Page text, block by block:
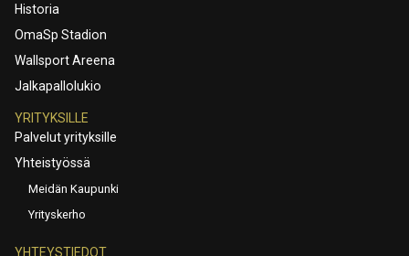
Historia
OmaSp Stadion
Wallsport Areena
Jalkapallolukio
YRITYKSILLE
Palvelut yrityksille
Yhteistyössä
Meidän Kaupunki
Yrityskerho
YHTEYSTIEDOT